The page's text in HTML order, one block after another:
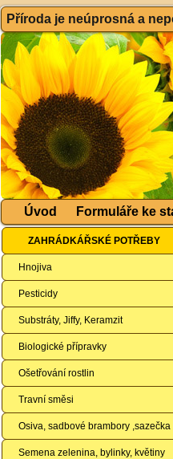
Příroda je neúprosná a
Úvod Formuláře ke
ZAHRÁDKÁŘSKÉ POTŘEBY
Hnojiva
Pesticidy
Substráty, Jiffy, Keramzit
Biologické přípravky
Ošetřování rostlin
Travní směsi
Osiva, sadbové brambory ,sazečka
Semena zelenina, bylinky, květiny